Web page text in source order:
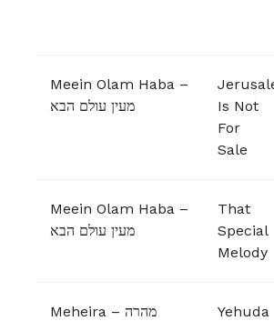
Meein Olam Haba –
מעין עולם הבא
Is Not
For
Sale
Meein Olam Haba –
מעין עולם הבא
That
Special
Melody
Meheira – מהרה
Yehuda